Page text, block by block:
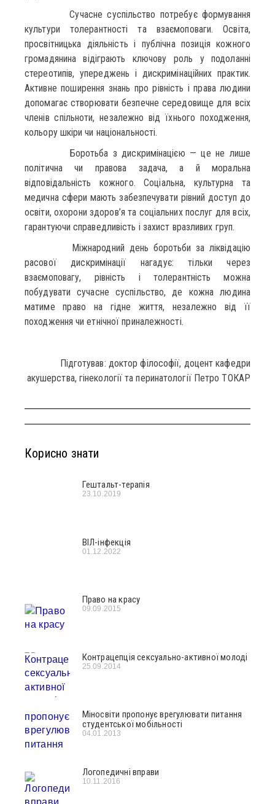
Сучасне суспільство потребує формування
культури толерантності та взаємоповаги. Освіта,
просвітницька діяльність і публічна позиція кожного
громадянина відіграють ключову роль у подоланні
стереотипів, упереджень і дискримінаційних практик.
Активне поширення знань про рівність і права людини
допомагає створювати безпечне середовище для всіх
членів спільноти, незалежно від їхнього походження,
кольору шкіри чи національності.
Боротьба з дискримінацією — це не лише
політична чи правова задача, а й моральна
відповідальність кожного. Соціальна, культурна та
медична сфери мають забезпечувати рівний доступ до
освіти, охорони здоров’я та соціальних послуг для всіх,
гарантуючи справедливість і захист вразливих груп.
Міжнародний день боротьби за ліквідацію
расової дискримінації нагадує: тільки через
взаємоповагу, рівність і толерантність можна
побудувати сучасне суспільство, де кожна людина
матиме право на гідне життя, незалежно від її
походження чи етнічної приналежності.
Підготував: доктор філософії, доцент кафедри
акушерства, гінекології та перинатології Петро ТОКАР
Корисно знати
Гештальт-терапія
23.10.2019
ВІЛ-інфекція
01.12.2022
Право на красу
09.09.2015
Контрацепція сексуально-активної молоді
25.09.2014
Міносвіти пропонує врегулювати питання
студентської мобільності
04.01.2013
Логопедичні вправи
10.11.2016